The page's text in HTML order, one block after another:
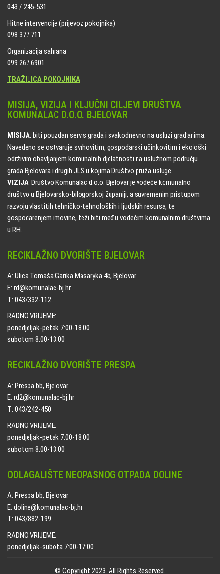
043 / 245-531
Hitne intervencije (prijevoz pokojnika)
098 377 711
Organizacija sahrana
099 267 6901
TRAŽILICA POKOJNIKA
MISIJA, VIZIJA I KLJUČNI CILJEVI DRUŠTVA
KOMUNALAC D.O.O. BJELOVAR
MISIJA: biti pouzdan servis grada i svakodnevno na usluzi građanima.
Navedeno se ostvaruje svrhovitim, gospodarski učinkovitim i ekološki
održivim obavljanjem komunalnih djelatnosti na uslužnom području
grada Bjelovara i drugih JLS u kojima Društvo pruža usluge.
VIZIJA: Društvo Komunalac d.o.o. Bjelovar je vodeće komunalno
društvo u Bjelovarsko-bilogorskoj županiji, a suvremenim pristupom
razvoju vlastitih tehničko-tehnoloških i ljudskih resursa, te
gospodarenjem imovine, teži biti među vodećim komunalnim društvima
u RH..
RECIKLAŽNO DVORIŠTE BJELOVAR
A: Ulica Tomaša Garika Masaryka 4b, Bjelovar
E: rd@komunalac-bj.hr
T: 043/332-112
RADNO VRIJEME:
ponedjeljak-petak 7:00-18:00
subotom 8:00-13:00
RECIKLAŽNO DVORIŠTE PRESPA
A: Prespa bb, Bjelovar
E: rd2@komunalac-bj.hr
T: 043/242-450
RADNO VRIJEME:
ponedjeljak-petak 7:00-18:00
subotom 8:00-13:00
ODLAGALIŠTE NEOPASNOG OTPADA DOLINE
A: Prespa bb, Bjelovar
E: doline@komunalac-bj.hr
T: 043/882-199
RADNO VRIJEME:
ponedjeljak-subota 7:00-17:00
© Copyright 2023. All Rights Reserved.